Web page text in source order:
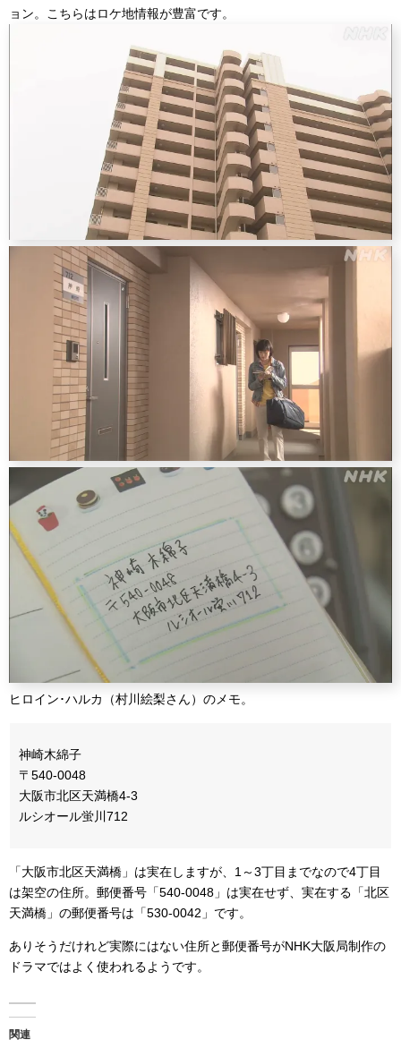
ョン。こちらはロケ地情報が豊富です。
ヒロイン･ハルカ（村川絵梨さん）のメモ。
神崎木綿子
〒540-0048
大阪市北区天満橋4-3
ルシオール蛍川712
「大阪市北区天満橋」は実在しますが、1～3丁目までなので4丁目
は架空の住所。郵便番号「540-0048」は実在せず、実在する「北区
天満橋」の郵便番号は「530-0042」です。
ありそうだけれど実際にはない住所と郵便番号がNHK大阪局制作の
ドラマではよく使われるようです。
関連